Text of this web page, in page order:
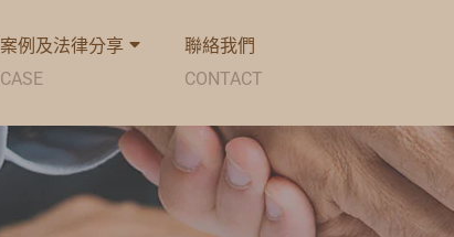
案例及法律分享
CASE
聯絡我們
CONTACT